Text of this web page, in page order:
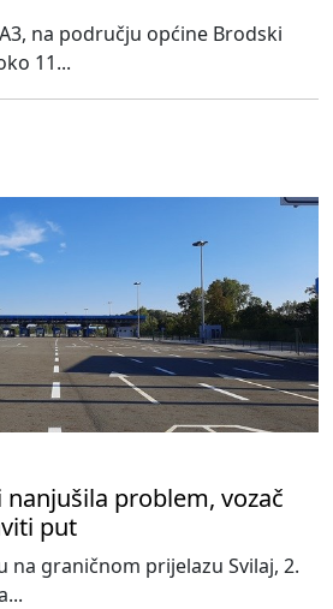
na području općine Brodski
11...
nanjušila problem, vozač
put
na graničnom prijelazu Svilaj, 2.